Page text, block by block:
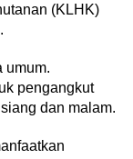
(KLHK)
umum.
pengangkut
dan malam.